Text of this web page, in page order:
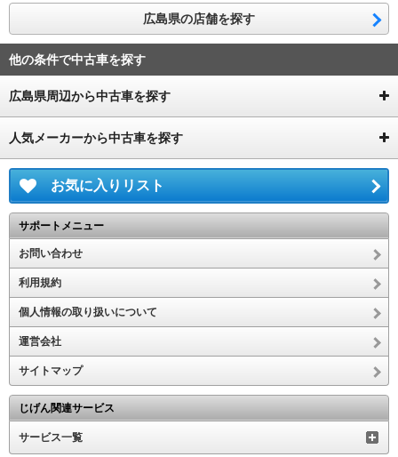
広島県の店舗を探す
他の条件で中古車を探す
広島県周辺から中古車を探す
人気メーカーから中古車を探す
お気に入りリスト
サポートメニュー
お問い合わせ
利用規約
個人情報の取り扱いについて
運営会社
サイトマップ
じげん関連サービス
サービス一覧